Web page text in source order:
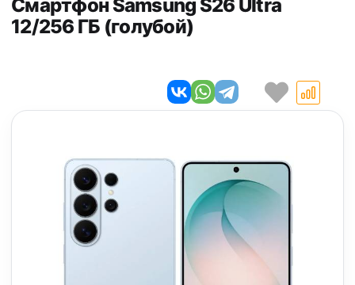
Смартфон Samsung S26 Ultra
12/256 ГБ (голубой)